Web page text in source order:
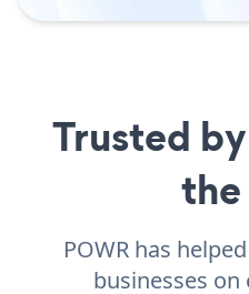
Trusted
POWR has
businesses